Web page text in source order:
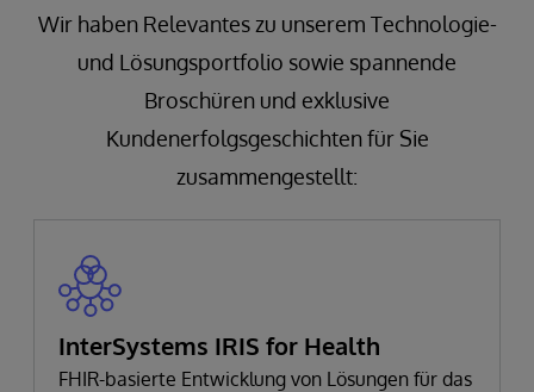
Wir haben Relevantes zu unserem Technologie-
und Lösungsportfolio sowie spannende
Broschüren und exklusive
Kundenerfolgsgeschichten für Sie
zusammengestellt:
InterSystems IRIS for Health
FHIR-basierte Entwicklung von Lösungen für das